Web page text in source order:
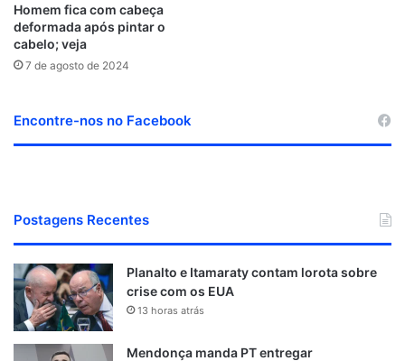
Homem fica com cabeça
deformada após pintar o
cabelo; veja
7 de agosto de 2024
Encontre-nos no Facebook
Postagens Recentes
Planalto e Itamaraty contam lorota sobre
crise com os EUA
13 horas atrás
Mendonça manda PT entregar